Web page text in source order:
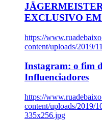
EXCLUSIVO
https://
content/uploads/2019/
Instagram: o fim
Influenciadores
https://
content/uploads/2019/
335x256.jpg